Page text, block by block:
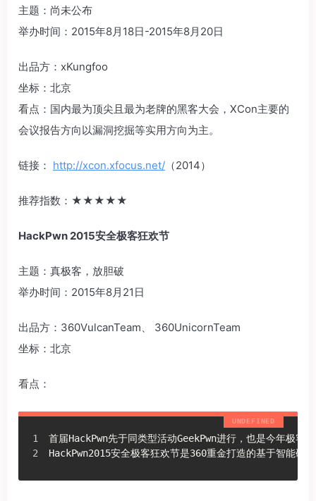
主题：尚未公布
举办时间：2015年8月18日-2015年8月20日
出品方：xKungfoo
坐标：北京
看点：国内最为顶尖且最为老牌的黑客大会，XCon主要的
会议报告方向以漏洞挖掘等实用方向为主。
链接： http://xcon.xfocus.net/ （2014）
推荐指数：‍‍★★★★★‍‍
HackPwn 2015安全极客狂欢节
主题：真极客，放胆破
举办时间：2015年8月21日
出品方：360VulcanTeam、 360UnicornTeam
坐标：北京
看点：
首届HackPwn先于同类型活动GeekPwn进行，也是今年极客
HackPwn2015安全极客狂欢节是360重金打造的基于智能硬